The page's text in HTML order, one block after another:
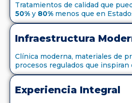
Tratamientos de calidad que
50% y 80% menos que en
Infraestructura
Clínica moderna, materiales de
procesos regulados que inspiran
Experiencia Integral